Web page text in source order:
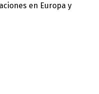
en Europa y